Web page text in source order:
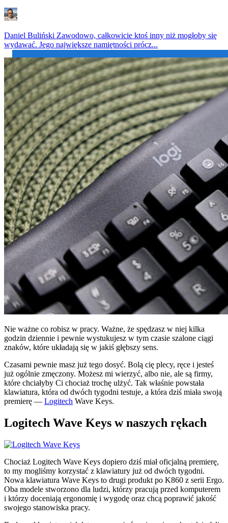
Daniel Buliński Zawodowo, całkowicie ktoś inny niż mogłoby się
wydawać. Jego największe namiętności prócz...
Nie ważne co robisz w pracy. Ważne, że spędzasz w niej kilka
godzin dziennie i pewnie wystukujesz w tym czasie szalone ciągi
znaków, które układają się w jakiś głębszy sens.
Czasami pewnie masz już tego dosyć. Bolą cię plecy, ręce i jesteś
już ogólnie zmęczony. Możesz mi wierzyć, albo nie, ale są firmy,
które chciałyby Ci chociaż trochę ulżyć. Tak właśnie powstała
klawiatura, która od dwóch tygodni testuje, a która dziś miała swoją
premierę — Logitech Wave Keys.
Logitech Wave Keys w naszych rękach
Chociaż Logitech Wave Keys dopiero dziś miał oficjalną premierę,
to my mogliśmy korzystać z klawiatury już od dwóch tygodni.
Nowa klawiatura Wave Keys to drugi produkt po K860 z serii Ergo.
Oba modele stworzono dla ludzi, którzy pracują przed komputerem
i którzy doceniają ergonomię i wygodę oraz chcą poprawić jakość
swojego stanowiska pracy.